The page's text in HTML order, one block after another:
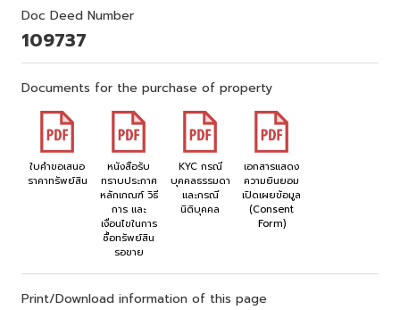
Doc Deed Number
109737
Documents for the purchase of property
ใบคำขอเสนอ
ราคาทรัพย์สิน
หนังสือรับ
ทราบประกาศ
หลักเกณฑ์ วิธี
การ และ
เงื่อนไขในการ
ซื้อทรัพย์สิน
รอขาย
KYC กรณี
บุคคลธรรมดา
และกรณี
นิติบุคคล
เอกสารแสดง
ความยินยอม
เปิดเผยข้อมูล
(Consent
Form)
Print/Download information of this page